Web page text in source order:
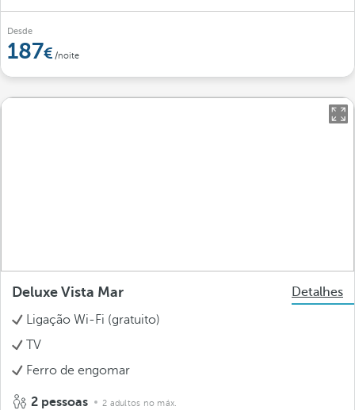
Desde
187 /noite
Deluxe Vista Mar
Detalhes
Ligação Wi-Fi (gratuito)
TV
Ferro de engomar
2 pessoas 2 adultos no máx.